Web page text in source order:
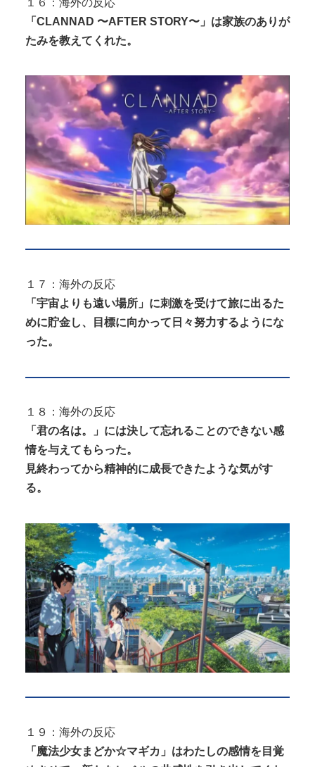
「CLANNAD 〜AFTER STORY〜」は家族のありが
たみを教えてくれた。
１７：海外の反応
「宇宙よりも遠い場所」に刺激を受けて旅に出るた
めに貯金し、目標に向かって日々努力するようにな
った。
１８：海外の反応
「君の名は。」には決して忘れることのできない感
情を与えてもらった。
見終わってから精神的に成長できたような気がす
る。
１９：海外の反応
「魔法少女まどか☆マギカ」はわたしの感情を目覚